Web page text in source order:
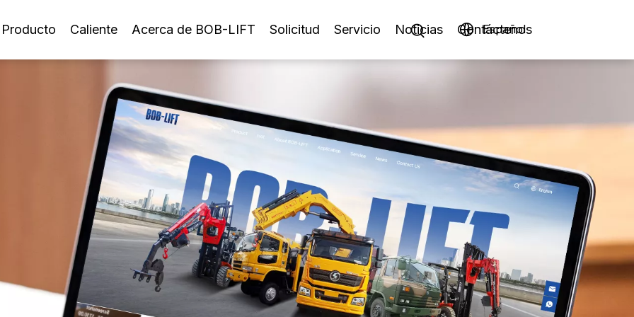
Producto Caliente Acerca de BOB-LIFT Solicitud Servicio Noticias Contáctenos
Español